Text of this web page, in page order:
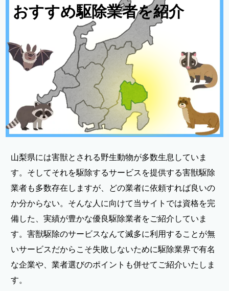
おすすめ駆除業者を紹介
山梨県には害獣とされる野生動物が多数生息していま
す。そしてそれを駆除するサービスを提供する害獣駆除
業者も多数存在しますが、どの業者に依頼すれば良いの
か分からない。そんな人に向けて当サイトでは資格を完
備した、実績が豊かな優良駆除業者をご紹介していま
す。害獣駆除のサービスなんて滅多に利用することが無
いサービスだからこそ失敗しないために駆除業界で有名
な企業や、業者選びのポイントも併せてご紹介いたしま
す。